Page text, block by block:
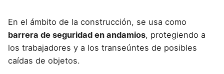
En el ámbito de la construcción, se usa como
barrera de seguridad en andamios, protegiendo a
los trabajadores y a los transeúntes de posibles
caídas de objetos.